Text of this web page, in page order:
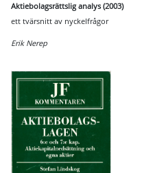
Aktiebolagsrättslig analys (2003)
ett tvärsnitt av nyckelfrågor
Erik Nerep